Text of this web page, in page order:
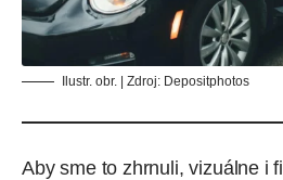
Ilustr. obr. | Zdroj: Depositphotos
Aby sme to zhrnuli, vizuálne i